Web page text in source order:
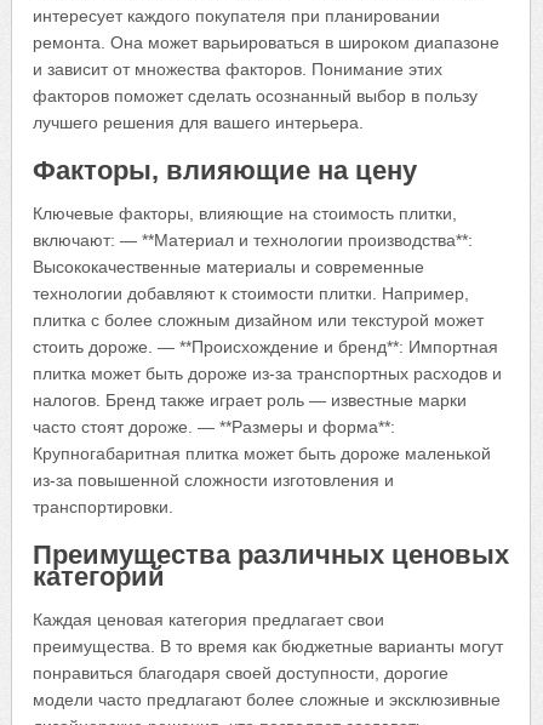
интересует каждого покупателя при планировании
ремонта. Она может варьироваться в широком диапазоне
и зависит от множества факторов. Понимание этих
факторов поможет сделать осознанный выбор в пользу
лучшего решения для вашего интерьера.
Факторы, влияющие на цену
Ключевые факторы, влияющие на стоимость плитки,
включают: — **Материал и технологии производства**:
Высококачественные материалы и современные
технологии добавляют к стоимости плитки. Например,
плитка с более сложным дизайном или текстурой может
стоить дороже. — **Происхождение и бренд**: Импортная
плитка может быть дороже из-за транспортных расходов и
налогов. Бренд также играет роль — известные марки
часто стоят дороже. — **Размеры и форма**:
Крупногабаритная плитка может быть дороже маленькой
из-за повышенной сложности изготовления и
транспортировки.
Преимущества различных ценовых
категорий
Каждая ценовая категория предлагает свои
преимущества. В то время как бюджетные варианты могут
понравиться благодаря своей доступности, дорогие
модели часто предлагают более сложные и эксклюзивные